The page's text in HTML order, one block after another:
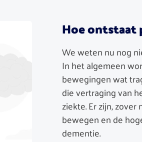
Hoe ontstaat
We weten nu nog
In het algemeen
bewegingen wat
die vertraging van
ziekte. Er zijn,
bewegen en de
dementie.